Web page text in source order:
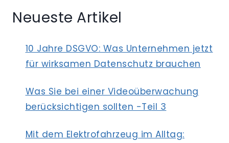
IEGELN?
Neueste Artikel
10 Jahre DSGVO: Was Unternehmen jetzt
für wirksamen Datenschutz brauchen
Was Sie bei einer Videoüberwachung
berücksichtigen sollten -Teil 3
Mit dem Elektrofahrzeug im Alltag: